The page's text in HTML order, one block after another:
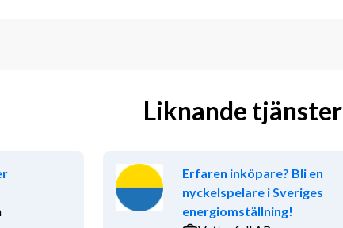
Liknande tjänster
Erfaren inköpare? Bli en
nyckelspelare i Sveriges
energiomställning!